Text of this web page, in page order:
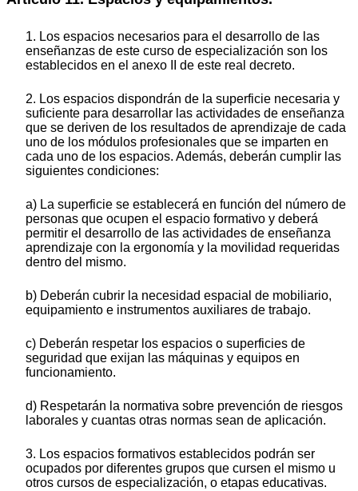
1. Los espacios necesarios para el desarrollo de las
enseñanzas de este curso de especialización son los
establecidos en el anexo II de este real decreto.
2. Los espacios dispondrán de la superficie necesaria y
suficiente para desarrollar las actividades de enseñanza
que se deriven de los resultados de aprendizaje de cada
uno de los módulos profesionales que se imparten en
cada uno de los espacios. Además, deberán cumplir las
siguientes condiciones:
a) La superficie se establecerá en función del número de
personas que ocupen el espacio formativo y deberá
permitir el desarrollo de las actividades de enseñanza
aprendizaje con la ergonomía y la movilidad requeridas
dentro del mismo.
b) Deberán cubrir la necesidad espacial de mobiliario,
equipamiento e instrumentos auxiliares de trabajo.
c) Deberán respetar los espacios o superficies de
seguridad que exijan las máquinas y equipos en
funcionamiento.
d) Respetarán la normativa sobre prevención de riesgos
laborales y cuantas otras normas sean de aplicación.
3. Los espacios formativos establecidos podrán ser
ocupados por diferentes grupos que cursen el mismo u
otros cursos de especialización, o etapas educativas.